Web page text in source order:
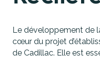
Le développement de
cœur du projet
de Cadillac. Elle est